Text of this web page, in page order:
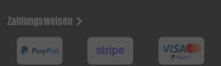
Zahlungsweisen